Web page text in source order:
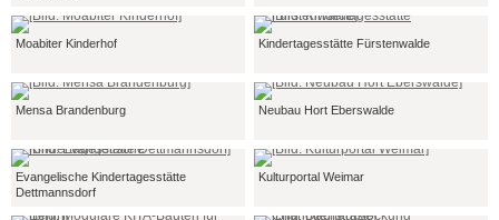
Moabiter Kinderhof Kindertagesstätte Fürstenwalde
Mensa Brandenburg Neubau Hort Eberswalde
Evangelische Kindertagesstätte
Dettmannsdorf
Kulturportal Weimar